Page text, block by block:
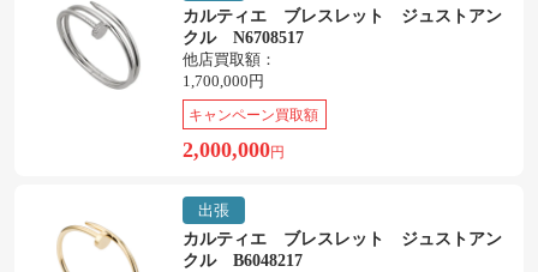
カルティエ ブレスレット ジュストアン
クル N6708517
他店買取額：
1,700,000円
キャンペーン買取額
2,000,000円
出張
カルティエ ブレスレット ジュストアン
クル B6048217